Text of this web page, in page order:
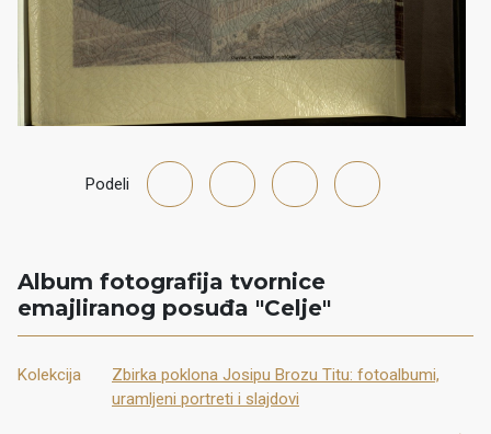
Podeli
Album fotografija tvornice
emajliranog posuđa "Celje"
Kolekcija
Zbirka poklona Josipu Brozu Titu: fotoalbumi,
uramljeni portreti i slajdovi